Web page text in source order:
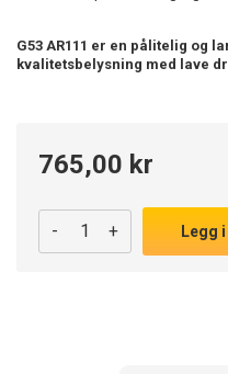
G53 AR111 er en pålitelig og
kvalitetsbelysning med lave
765,00 kr
- + Legg